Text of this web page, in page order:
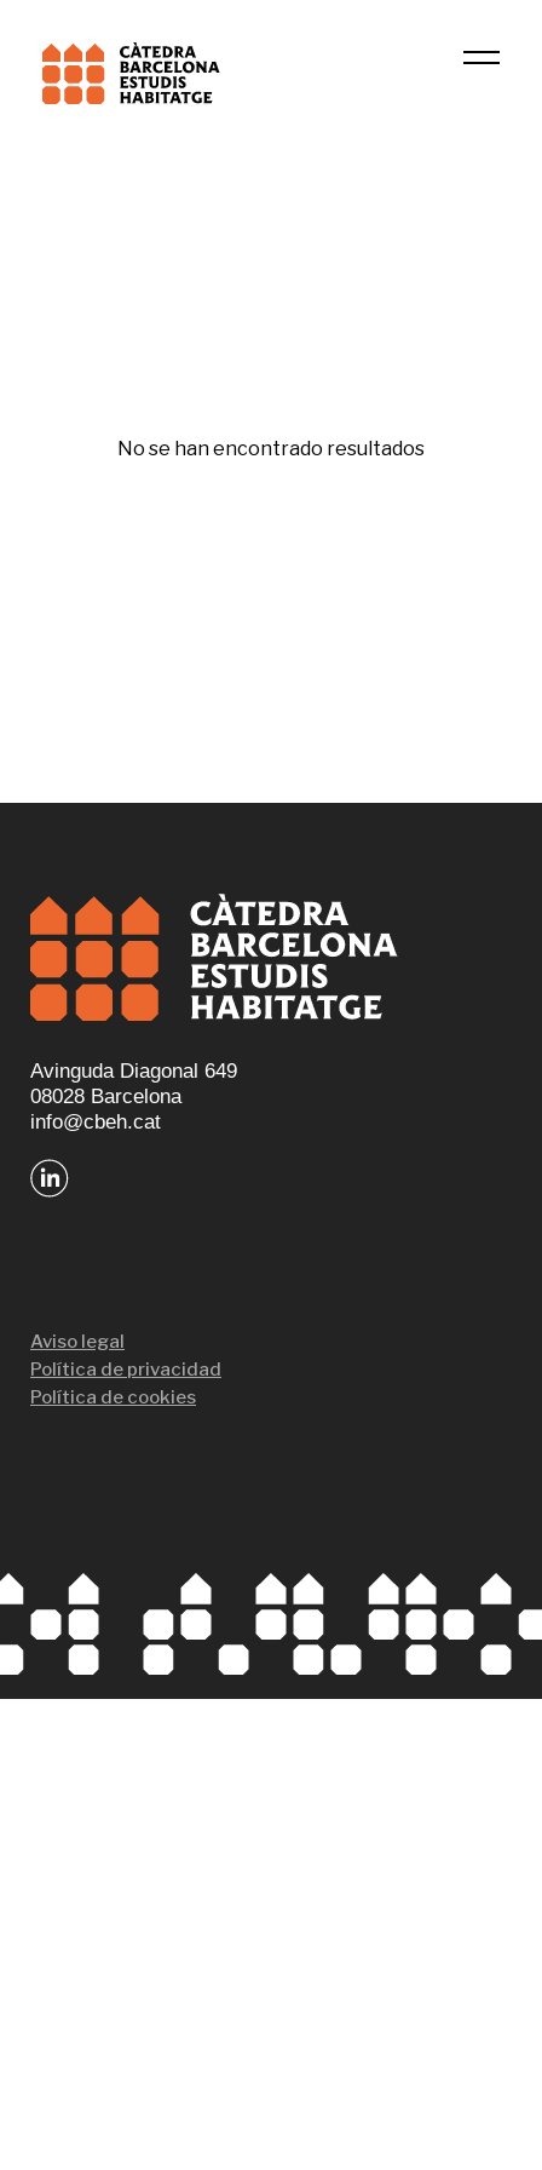
No se han encontrado resultados
Avinguda Diagonal 649
08028 Barcelona
info@cbeh.cat
Aviso legal
Política de privacidad
Política de cookies